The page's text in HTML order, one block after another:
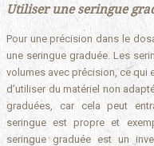
Utiliser une seringue
Pour une précision dans le
une seringue graduée. Les
volumes avec précision, ce qui
d’utiliser du matériel non
graduées, car cela peut
seringue est propre et
seringue graduée est un